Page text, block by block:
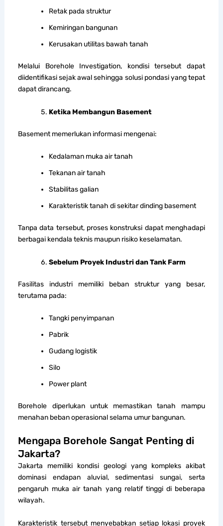
Retak pada struktur
Kemiringan bangunan
Kerusakan utilitas bawah tanah
Melalui Borehole Investigation, kondisi tersebut dapat
diidentifikasi sejak awal sehingga solusi pondasi yang tepat
dapat dirancang.
Ketika Membangun Basement
Basement memerlukan informasi mengenai:
Kedalaman muka air tanah
Tekanan air tanah
Stabilitas galian
Karakteristik tanah di sekitar dinding basement
Tanpa data tersebut, proses konstruksi dapat menghadapi
berbagai kendala teknis maupun risiko keselamatan.
Sebelum Proyek Industri dan Tank Farm
Fasilitas industri memiliki beban struktur yang besar,
terutama pada:
Tangki penyimpanan
Pabrik
Gudang logistik
Silo
Power plant
Borehole diperlukan untuk memastikan tanah mampu
menahan beban operasional selama umur bangunan.
Mengapa Borehole Sangat Penting di
Jakarta?
Jakarta memiliki kondisi geologi yang kompleks akibat
dominasi endapan aluvial, sedimentasi sungai, serta
pengaruh muka air tanah yang relatif tinggi di beberapa
wilayah.
Karakteristik tersebut menyebabkan setiap lokasi proyek